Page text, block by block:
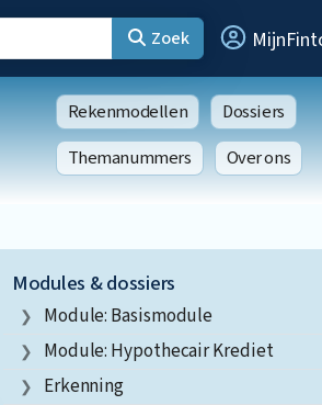
Zoek
Rekenmodellen
Dossiers
Themanummers
Over ons
Modules & dossiers
Module: Basismodule
Module: Hypothecair Krediet
Erkenning